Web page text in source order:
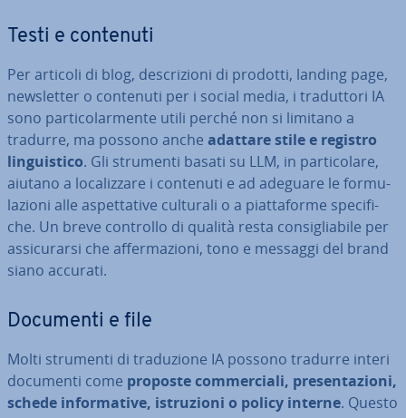
Testi e contenuti
Per articoli di blog, de­scri­zio­ni di prodotti, landing page,
new­slet­ter o contenuti per i social media, i tra­dut­to­ri IA
sono par­ti­co­lar­men­te utili perché non si limitano a
tradurre, ma possono anche adattare stile e registro
lin­gui­sti­co. Gli strumenti basati su LLM, in par­ti­co­la­re,
aiutano a lo­ca­liz­za­re i contenuti e ad adeguare le for­mu­
la­zio­ni alle aspet­ta­ti­ve culturali o a piat­ta­for­me spe­ci­fi­
che. Un breve controllo di qualità resta con­si­glia­bi­le per
as­si­cu­rar­si che af­fer­ma­zio­ni, tono e messaggi del brand
siano accurati.
Documenti e file
Molti strumenti di tra­du­zio­ne IA possono tradurre interi
documenti come proposte com­mer­cia­li, pre­sen­ta­zio­ni,
schede in­for­ma­ti­ve, istru­zio­ni o policy interne. Questo